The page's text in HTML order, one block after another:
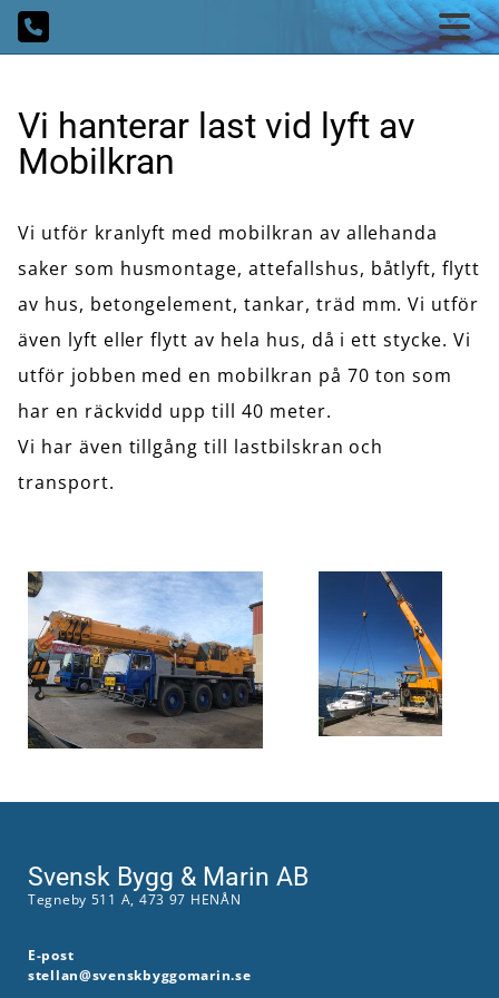
Vi hanterar last vid lyft av
Mobilkran
Vi utför kranlyft med mobilkran av allehanda
saker som husmontage, attefallshus, båtlyft, flytt
av hus, betongelement, tankar, träd mm. Vi utför
även lyft eller flytt av hela hus, då i ett stycke. Vi
utför jobben med en mobilkran på 70 ton som
har en räckvidd upp till 40 meter.
Vi har även tillgång till lastbilskran och
transport.
Svensk Bygg & Marin AB
Tegneby 511 A, 473 97 HENÅN
E-post
stellan@svenskbyggomarin.se